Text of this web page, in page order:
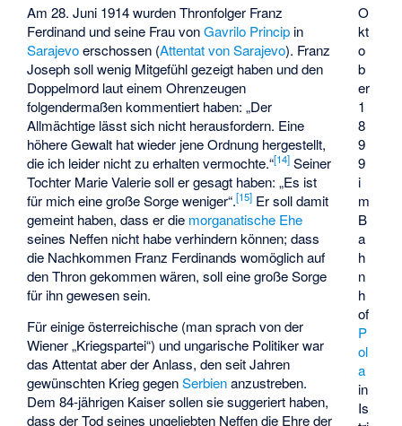
O
kt
o
b
er
1
8
9
9
i
m
B
a
h
n
h
of
P
ol
a
in
Is
Am 28. Juni 1914 wurden Thronfolger Franz
Ferdinand und seine Frau vonGavrilo Princip in
Sarajevoerschossen (Attentat von Sarajevo). Franz
Joseph soll wenig Mitgefühl gezeigt haben und den
Doppelmord laut einem Ohrenzeugen
folgendermaßen kommentiert haben: „Der
Allmächtige lässt sich nicht herausfordern. Eine
höhere Gewalt hat wieder jene Ordnung hergestellt,
die ich leider nicht zu erhalten vermochte.“[14] Seiner
Tochter Marie Valerie soll er gesagt haben: „Es ist
für mich eine große Sorge weniger“.[15] Er soll damit
gemeint haben, dass er die morganatische Ehe
seines Neffen nicht habe verhindern können; dass
die Nachkommen Franz Ferdinands womöglich auf
den Thron gekommen wären, soll eine große Sorge
für ihn gewesen sein.
Für einige österreichische (man sprach von der
Wiener „Kriegspartei“) und ungarische Politiker war
das Attentat aber der Anlass, den seit Jahren
gewünschten Krieg gegenSerbienanzustreben.
Dem 84-jährigen Kaiser sollen sie suggeriert haben,
dass der Tod seines ungeliebten Neffen die Ehre der